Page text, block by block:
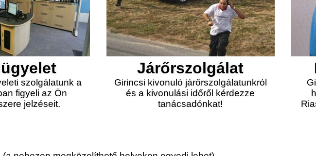
szolgálatunk a
figyeli az Ön
jelzéseit.
Járőrszolgálat
Girincsi kivonuló járőrszolgálatunkról
és a kivonulási időről kérdezze
tanácsadónkat!